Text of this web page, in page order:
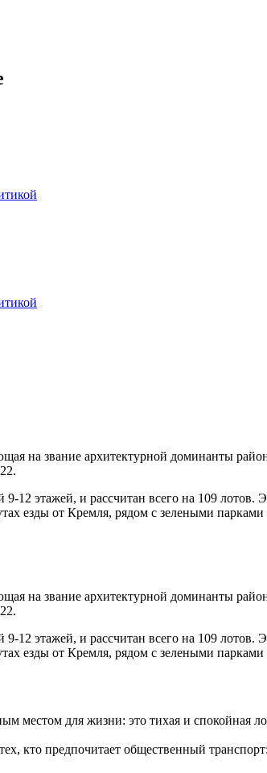
на звание архитектурной доминанты
этажей, и рассчитан всего на 109 лотов.
езды от Кремля, рядом с зелеными парками
на звание архитектурной доминанты
этажей, и рассчитан всего на 109 лотов.
езды от Кремля, рядом с зелеными парками
для жизни: это тихая и спокойная
кто предпочитает общественный транспорт: